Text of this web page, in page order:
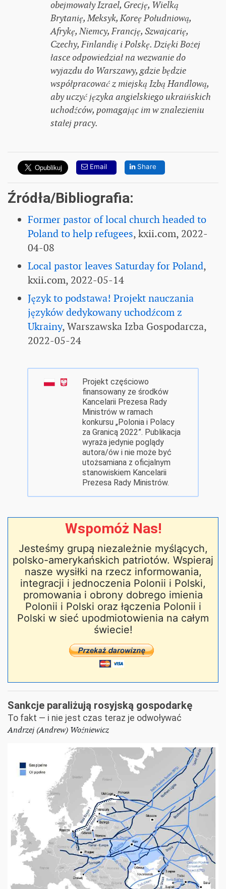
obejmowały Izrael, Grecję, Wielką
Brytanię, Meksyk, Koreę Południową,
Afrykę, Niemcy, Francję, Szwajcarię,
Czechy, Finlandię i Polskę. Dzięki Bożej
łasce odpowiedział na wezwanie do
wyjazdu do Warszawy, gdzie będzie
współpracować z miejską Izbą Handlową,
aby uczyć języka angielskiego ukraińskich
uchodźców, pomagając im w znalezieniu
stałej pracy.
Email Share
Źródła/Bibliografia:
Former pastor of local church headed to
Poland to help refugees, kxii.com, 2022-
04-08
Local pastor leaves Saturday for Poland,
kxii.com, 2022-05-14
Język to podstawa! Projekt nauczania
języków dedykowany uchodźcom z
Ukrainy, Warszawska Izba Gospodarcza,
2022-05-24
Projekt częściowo
finansowany ze środków
Kancelarii Prezesa Rady
Ministrów w ramach
konkursu „Polonia i Polacy
za Granicą 2022”. Publikacja
wyraża jedynie poglądy
autora/ów i nie może być
utożsamiana z oficjalnym
stanowiskiem Kancelarii
Prezesa Rady Ministrów.
Wspomóż Nas!
Jesteśmy grupą niezależnie myślących,
polsko-amerykańskich patriotów. Wspieraj
nasze wysiłki na rzecz informowania,
integracji i jednoczenia Polonii i Polski,
promowania i obrony dobrego imienia
Polonii i Polski oraz łączenia Polonii i
Polski w sieć upodmiotowienia na całym
świecie!
Sankcje paraliżują rosyjską gospodarkę
To fakt — i nie jest czas teraz je odwoływać
Andrzej (Andrew) Woźniewicz